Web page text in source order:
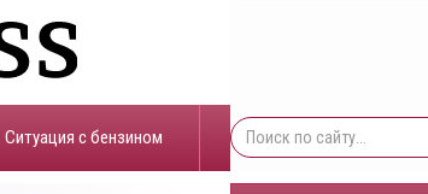
​Ситуация с бензином